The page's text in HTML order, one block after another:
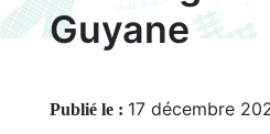
Guyane
Publié le : 17 décembre